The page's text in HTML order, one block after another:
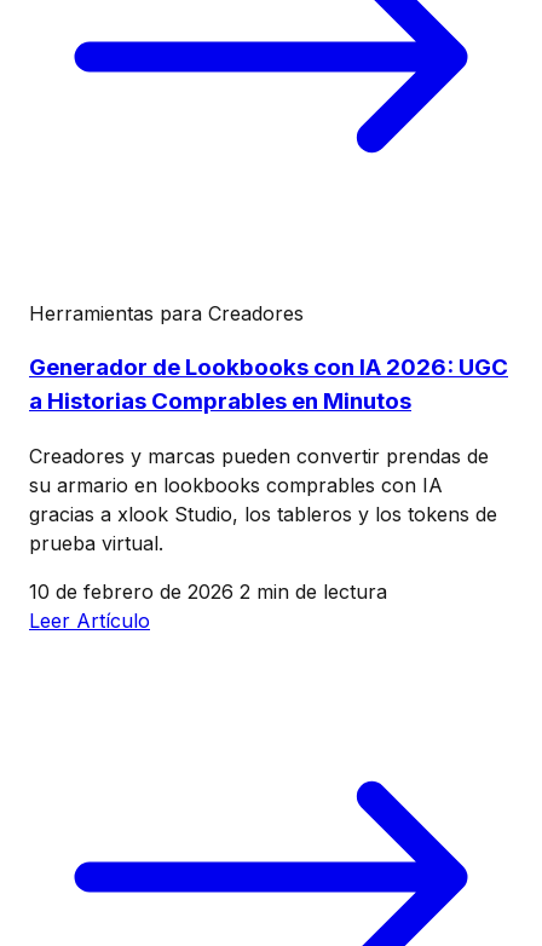
Herramientas para Creadores
Generador de Lookbooks con IA 2026: UGC
a Historias Comprables en Minutos
Creadores y marcas pueden convertir prendas de
su armario en lookbooks comprables con IA
gracias a xlook Studio, los tableros y los tokens de
prueba virtual.
10 de febrero de 2026 2 min de lectura
Leer Artículo